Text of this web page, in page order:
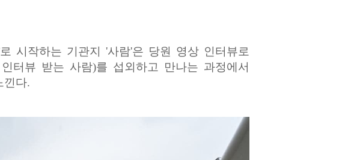
시작하는 기관지 '사람'은 당원 영상 인터뷰로
터뷰 받는 사람)를 섭외하고 만나는 과정에서
낀다.